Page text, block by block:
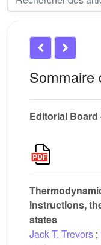
Sommaire
Editorial Board
instructions,
states
Jack T. Trevors ;